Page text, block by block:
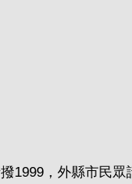
，外縣市民眾